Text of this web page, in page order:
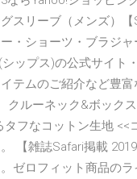
スリーブ（メンズ）
・ショーツ・ブラジ
ップス)の公式サイ
テムのご紹介など豊
クルーネック&ボック
フなコットン生地
【雑誌Safari掲載
ゼロフィット商品の